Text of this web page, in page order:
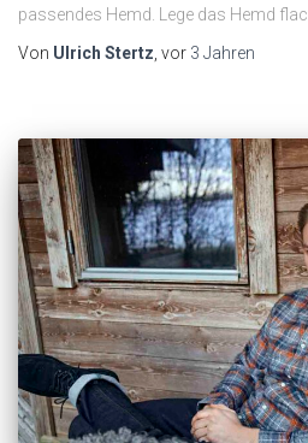
passendes Hemd. Lege das Hemd
Von Ulrich Stertz , vor 3 Jahren